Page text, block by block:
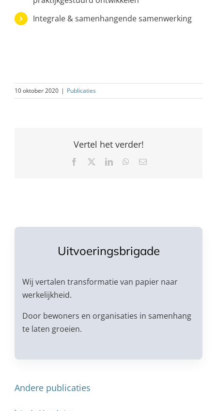
Integrale & samenhangende samenwerking
10 oktober 2020 | Publicaties
Vertel het verder!
Facebook LinkedInWhatsApp
E-
Uitvoeringsbrigade
Wij vertalen transformatie van papier naar
werkelijkheid.
Door bewoners en organisaties in samenhang
te laten groeien.
Andere publicaties